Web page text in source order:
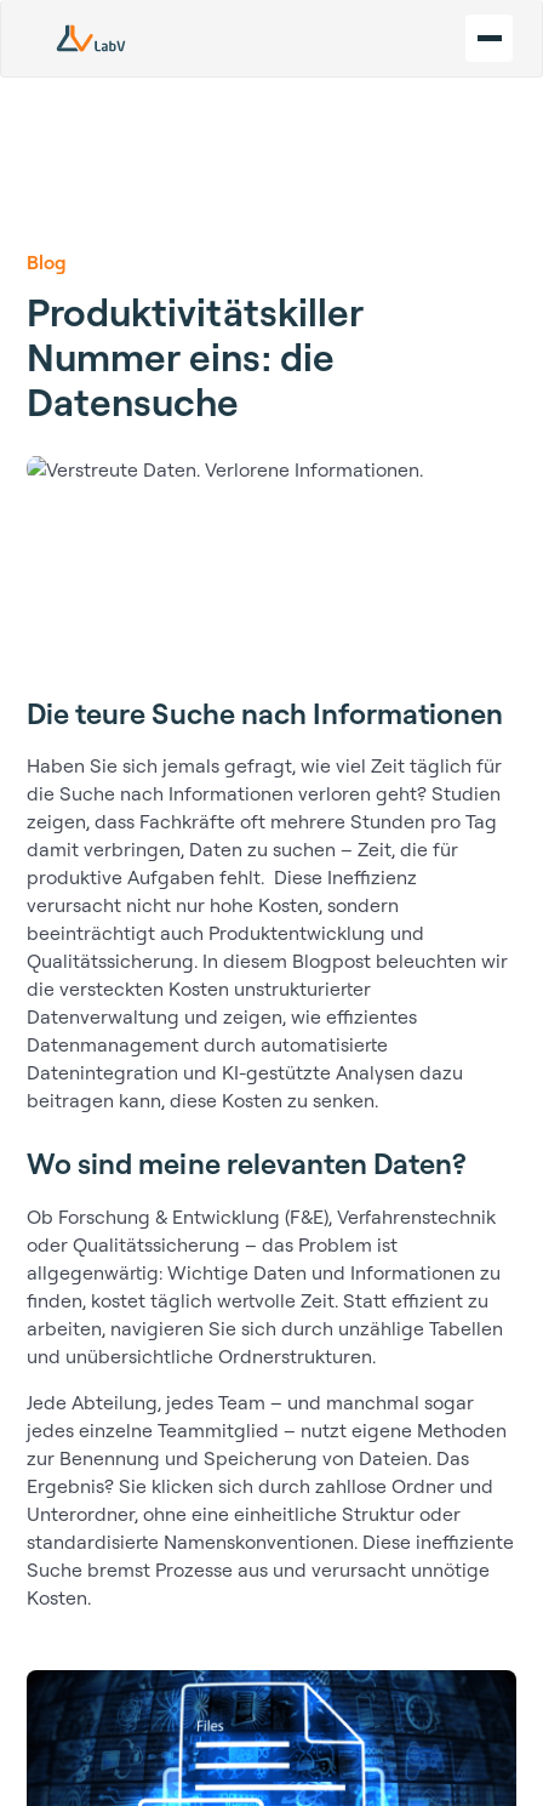
Blog
Produktivitätskiller
Nummer eins: die
Datensuche
Die teure Suche nach Informationen
Haben Sie sich jemals gefragt, wie viel Zeit täglich für
die Suche nach Informationen verloren geht? Studien
zeigen, dass Fachkräfte oft mehrere Stunden pro Tag
damit verbringen, Daten zu suchen – Zeit, die für
produktive Aufgaben fehlt. Diese Ineffizienz
verursacht nicht nur hohe Kosten, sondern
beeinträchtigt auch Produktentwicklung und
Qualitätssicherung. In diesem Blogpost beleuchten wir
die versteckten Kosten unstrukturierter
Datenverwaltung und zeigen, wie effizientes
Datenmanagement durch automatisierte
Datenintegration und KI-gestützte Analysen dazu
beitragen kann, diese Kosten zu senken.
Wo sind meine relevanten Daten?
Ob Forschung & Entwicklung (F&E), Verfahrenstechnik
oder Qualitätssicherung – das Problem ist
allgegenwärtig: Wichtige Daten und Informationen zu
finden, kostet täglich wertvolle Zeit. Statt effizient zu
arbeiten, navigieren Sie sich durch unzählige Tabellen
und unübersichtliche Ordnerstrukturen.
Jede Abteilung, jedes Team – und manchmal sogar
jedes einzelne Teammitglied – nutzt eigene Methoden
zur Benennung und Speicherung von Dateien. Das
Ergebnis? Sie klicken sich durch zahllose Ordner und
Unterordner, ohne eine einheitliche Struktur oder
standardisierte Namenskonventionen. Diese ineffiziente
Suche bremst Prozesse aus und verursacht unnötige
Kosten.